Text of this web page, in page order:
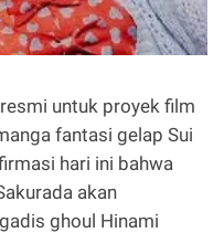
untuk proyek film
fantasi gelap Sui
hari ini bahwa
akan
ghoul Hinami